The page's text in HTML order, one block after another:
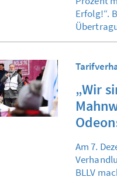
Erfolg!“.
„Wir
Am 7.
BLLV